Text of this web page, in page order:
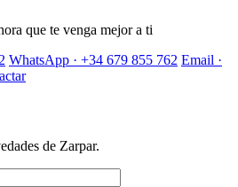
que te venga mejor a ti
WhatsApp · +34 679 855 762 Email ·
de Zarpar.